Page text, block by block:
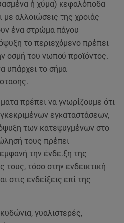
ή χύμα) κεφαλόποδα
αλλοιώσεις της χροιάς
ένα στρώμα πάγου
το περιεχόμενο πρέπει
οσμή του νωπού προϊόντος.
υπάρχει το σήμα
πρέπει να γνωρίζουμε ότι
εγκαταστάσεων,
των κατεψυγμένων στο
τους πρέπει
την ένδειξη της
τόσο στην ενδεικτική
στις ενδείξεις επί της
γυαλιστερές,